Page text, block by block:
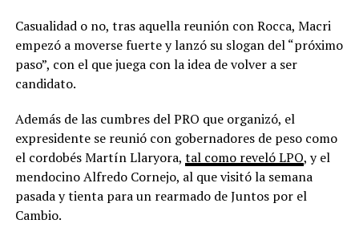
Casualidad o no, tras aquella reunión con Rocca, Macri
empezó a moverse fuerte y lanzó su slogan del “próximo
paso”, con el que juega con la idea de volver a ser
candidato.
Además de las cumbres del PRO que organizó, el
expresidente se reunió con gobernadores de peso como
el cordobés Martín Llaryora, tal como reveló LPO, y el
mendocino Alfredo Cornejo, al que visitó la semana
pasada y tienta para un rearmado de Juntos por el
Cambio.